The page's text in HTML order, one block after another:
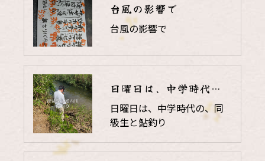
台風の影響で
台風の影響で
日曜日は、中学時代の、同級生と鮎釣り
日曜日は、中学時代の、同
級生と鮎釣り